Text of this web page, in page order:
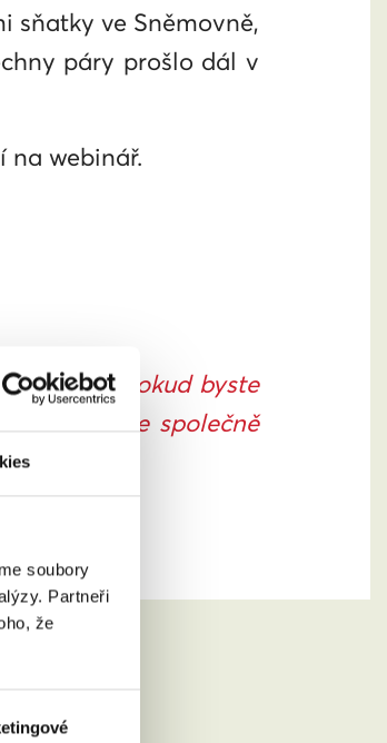
soubory
Partneři
že
sňatky ve Sněmovně,
páry prošlo dál v
na webinář.
složku. Pokud byste
a vše společně